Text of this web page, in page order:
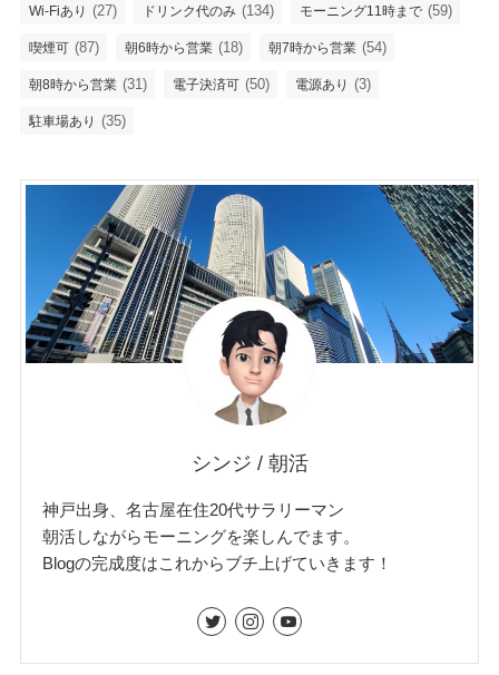
Wi-Fiあり (27) ドリンク代のみ (134) モーニング11時まで (59)
喫煙可 (87) 朝6時から営業 (18) 朝7時から営業 (54)
朝8時から営業 (31) 電子決済可 (50) 電源あり (3)
駐車場あり (35)
シンジ / 朝活
神戸出身、名古屋在住20代サラリーマン
朝活しながらモーニングを楽しんでます。
Blogの完成度はこれからブチ上げていきます！